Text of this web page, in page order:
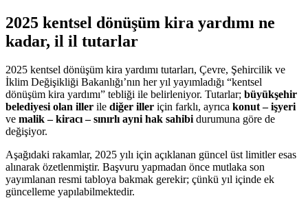
2025 kentsel dönüşüm kira yardımı ne
kadar, il il tutarlar
2025 kentsel dönüşüm kira yardımı tutarları, Çevre, Şehircilik ve
İklim Değişikliği Bakanlığı’nın her yıl yayımladığı “kentsel
dönüşüm kira yardımı” tebliği ile belirleniyor. Tutarlar; büyükşehir
belediyesi olan iller ile diğer iller için farklı, ayrıca konut – işyeri
ve malik – kiracı – sınırlı ayni hak sahibidurumuna göre de
değişiyor.
Aşağıdaki rakamlar, 2025 yılı için açıklanan güncel üst limitler esas
alınarak özetlenmiştir. Başvuru yapmadan önce mutlaka son
yayımlanan resmi tabloya bakmak gerekir; çünkü yıl içinde ek
güncelleme yapılabilmektedir.